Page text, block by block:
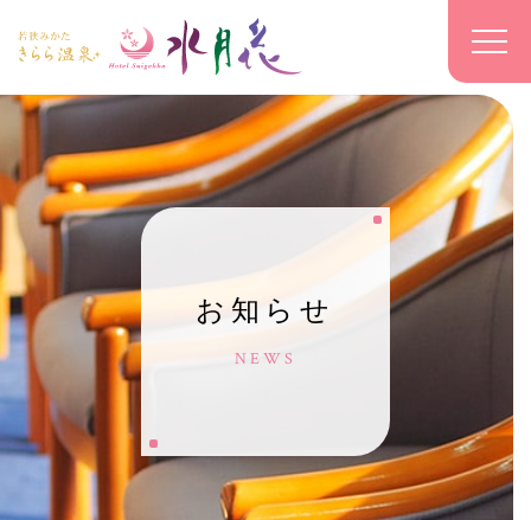
お知らせ
NEWS